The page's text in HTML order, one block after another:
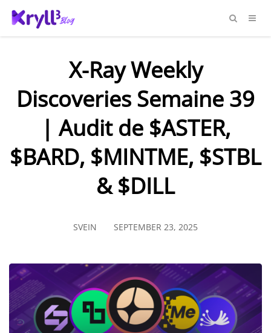
X-Ray Weekly
Discoveries Semaine 39
| Audit de $ASTER,
$BARD, $MINTME, $STBL
& $DILL
SVEIN SEPTEMBER 23, 2025